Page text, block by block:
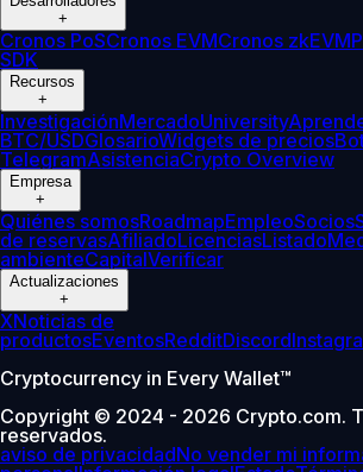
+
Cronos PoSCronos EVMCronos zkEVM
SDK
Recursos
+
InvestigaciónMercadoUniversity
BTC/USDGlosarioWidgets de precios
TelegramAsistenciaCrypto Overview
Empresa
+
Quiénes somosRoadmapEmpleoSocios
de reservasAfiliadoLicenciasListado
ambienteCapitalVerificar
Actualizaciones
+
XNoticias de
productosEventosRedditDiscord
Cryptocurrency in Every Wallet™
Copyright © 2024 - 2026 Crypto.com.
reservados.
aviso de privacidadNo vender mi